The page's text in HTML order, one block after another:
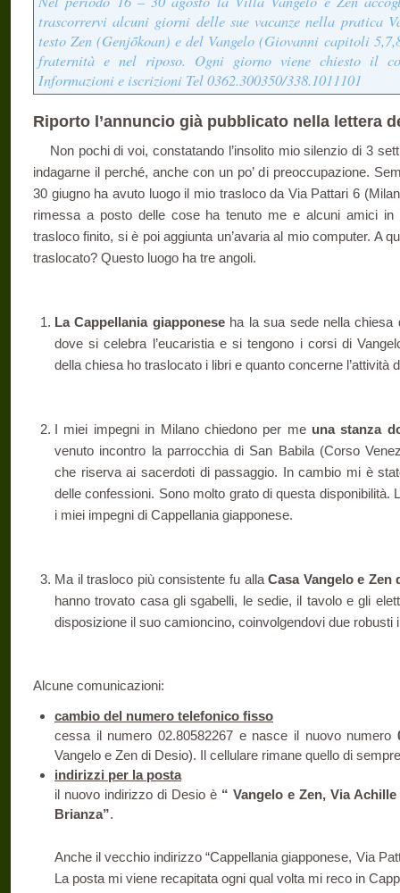
trascorrervi alcuni giorni delle sue vacanze nella pratica
testo Zen (Genjõkoan) e del Vangelo (Giovanni capitoli
fraternità e nel riposo. Ogni giorno viene chiesto il
Informazioni e iscrizioni Tel 0362.300350/338.1011101
Riporto l’annuncio già pubblicato nella lettera
Non pochi di voi, constatando l’insolito mio silenzio di 3
indagarne il perché, anche con un po’ di preoccupazione.
30 giugno ha avuto luogo il mio trasloco da Via Pattari 6
rimessa a posto delle cose ha tenuto me e alcuni amici
trasloco finito, si è poi aggiunta un’avaria al mio computer. A
traslocato? Questo luogo ha tre angoli.
La Cappellania giapponeseha la sua sede nella chiesa
dove si celebra l’eucaristia e si tengono i corsi di
della chiesa ho traslocato i libri e quanto concerne l’attività
I miei impegni in Milano chiedono per me una stanza
venuto incontro la parrocchia di San Babila (Corso
che riserva ai sacerdoti di passaggio. In cambio mi è
delle confessioni. Sono molto grato di questa disponibilità.
i miei impegni di Cappellania giapponese.
Ma il trasloco più consistente fu allaCasa Vangelo e Zen
hanno trovato casa gli sgabelli, le sedie, il tavolo e gli
disposizione il suo camioncino, coinvolgendovi due robusti
Alcune comunicazioni:
cambio del numero telefonico fisso
cessa il numero 02.80582267 e nasce il nuovo numero
Vangelo e Zen di Desio). Il cellulare rimane quello di
indirizzi per la posta
il nuovo indirizzo di Desio è “ Vangelo e Zen, Via
Brianza”.
Anche il vecchio indirizzo “Cappellania giapponese, Via
La posta mi viene recapitata ogni qual volta mi reco in